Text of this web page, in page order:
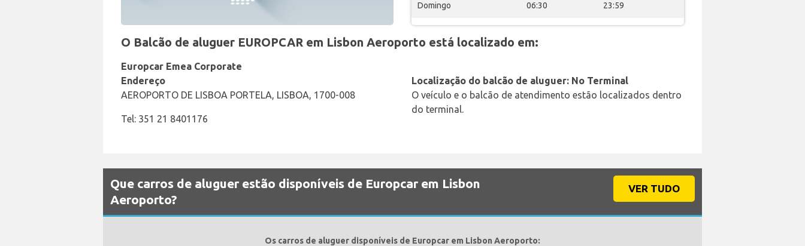
Domingo 06:30 23:59
O Balcão de aluguer EUROPCAR em Lisbon Aeroporto está localizado em:
Europcar Emea Corporate
Endereço
AEROPORTO DE LISBOA PORTELA, LISBOA, 1700-008
Tel: 351 21 8401176
Localização do balcão de aluguer: No Terminal
O veículo e o balcão de atendimento estão localizados dentro
do terminal.
Que carros de aluguer estão disponíveis de Europcar em Lisbon
Aeroporto?
VER TUDO
Os carros de aluguer disponíveis de Europcar em Lisbon Aeroporto: